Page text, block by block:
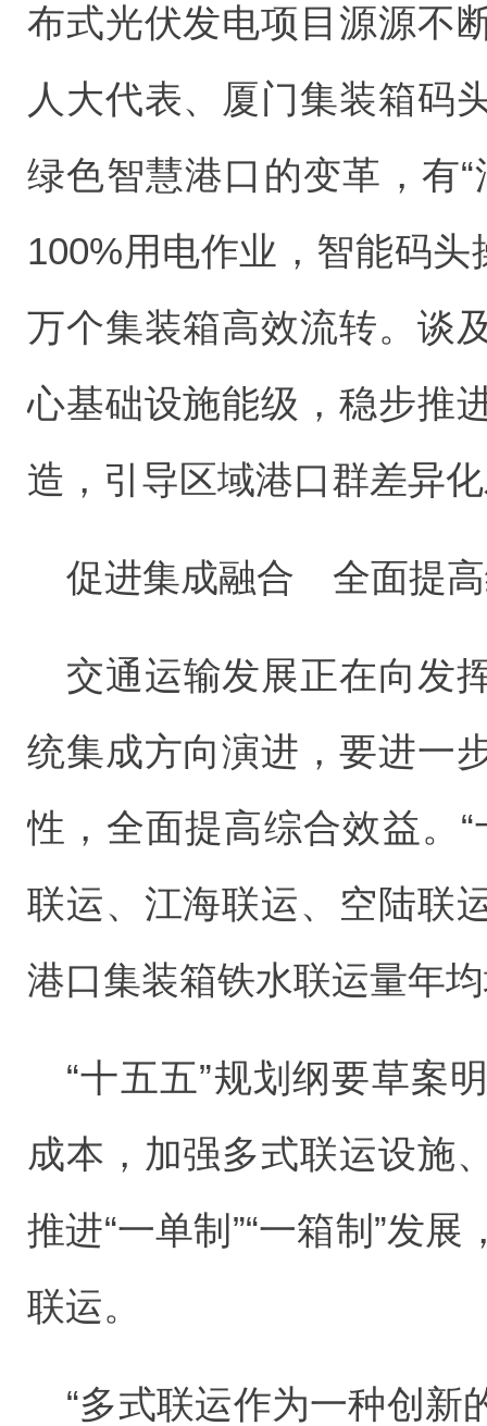
布式光伏发电项目源源不
人大代表、厦门集装箱码
绿色智慧港口的变革，有
100%用电作业，智能码头
万个集装箱高效流转。谈
心基础设施能级，稳步推
造，引导区域港口群差异
促进集成融合 全面提
交通运输发展正在向发
统集成方向演进，要进一
性，全面提高综合效益。
联运、江海联运、空陆联
港口集装箱铁水联运量年
“十五五”规划纲要草案
成本，加强多式联运设施
推进“一单制”“一箱制”发
联运。
“多式联运作为一种创新